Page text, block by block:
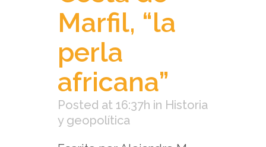
Marfil, “la
perla
africana”
Posted at 16:37h in Historia
y geopolítica